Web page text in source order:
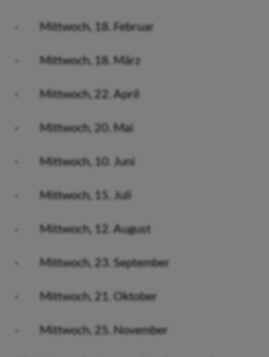
· Mittwoch, 18. Februar
· Mittwoch, 18. März
· Mittwoch, 22. April
· Mittwoch, 20. Mai
· Mittwoch, 10. Juni
· Mittwoch, 15. Juli
· Mittwoch, 12. August
· Mittwoch, 23. September
· Mittwoch, 21. Oktober
· Mittwoch, 25. November